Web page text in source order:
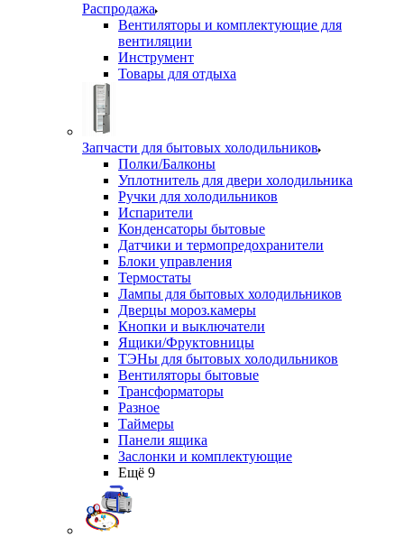
Распродажа
Вентиляторы и комплектующие для
вентиляции
Инструмент
Товары для отдыха
Запчасти для бытовых холодильников
Полки/Балконы
Уплотнитель для двери холодильника
Ручки для холодильников
Испарители
Конденсаторы бытовые
Датчики и термопредохранители
Блоки управления
Термостаты
Лампы для бытовых холодильников
Дверцы мороз.камеры
Кнопки и выключатели
Ящики/Фруктовницы
ТЭНы для бытовых холодильников
Вентиляторы бытовые
Трансформаторы
Разное
Таймеры
Панели ящика
Заслонки и комплектующие
Ещё 9